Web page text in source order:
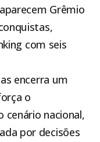
Grêmio
com seis
encerra um
o
cenário nacional,
por decisões